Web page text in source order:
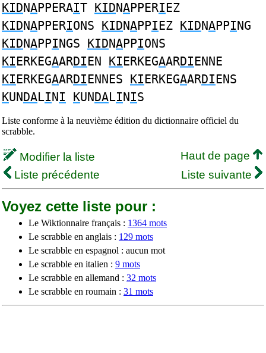
KIDNAPPERAIT KIDNAPPERIEZ
KIDNAPPERIONS KIDNAPPIEZ KIDNAPPING
KIDNAPPINGS KIDNAPPIONS
KIERKEGAARDIEN KIERKEGAARDIENNE
KIERKEGAARDIENNES KIERKEGAARDIENS
KUNDALINI KUNDALINIS
Liste conforme à la neuvième édition du dictionnaire officiel du
scrabble.
Modifier la liste
Haut de page
Liste précédente
Liste suivante
Voyez cette liste pour :
Le Wiktionnaire français : 1364 mots
Le scrabble en anglais : 129 mots
Le scrabble en espagnol : aucun mot
Le scrabble en italien : 9 mots
Le scrabble en allemand : 32 mots
Le scrabble en roumain : 31 mots